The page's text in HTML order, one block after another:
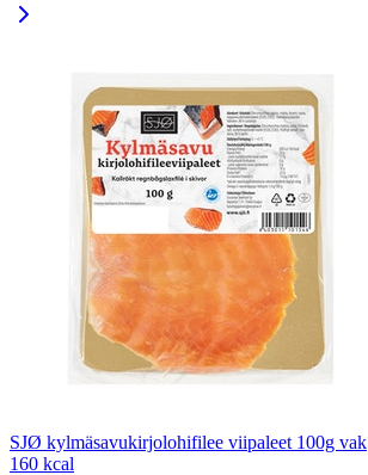
SJØ kylmäsavukirjolohifilee viipaleet 100g vak
160 kcal